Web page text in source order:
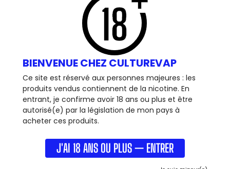
BIENVENUE CHEZ CULTUREVAP
Ce site est réservé aux personnes majeures : les
produits vendus contiennent de la nicotine. En
entrant, je confirme avoir 18 ans ou plus et être
autorisé(e) par la législation de mon pays à
acheter ces produits.
J'AI 18 ANS OU PLUS — ENTRER
12 AUTRES PRODUITS DANS LA
MÊME CATÉGORIE :